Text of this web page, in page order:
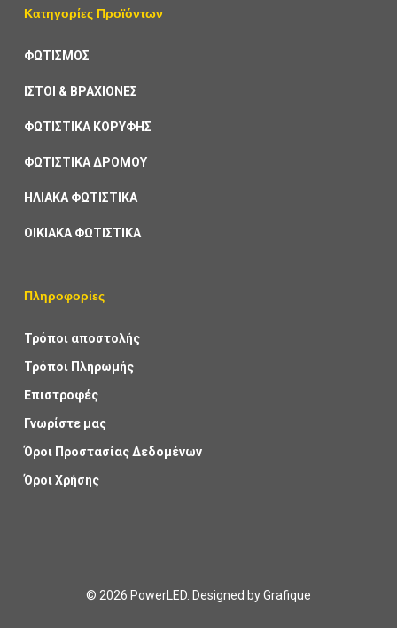
Κατηγορίες Προϊόντων
ΦΩΤΙΣΜΟΣ
ΙΣΤΟΙ & ΒΡΑΧΙΟΝΕΣ
ΦΩΤΙΣΤΙΚΑ ΚΟΡΥΦΗΣ
ΦΩΤΙΣΤΙΚΑ ΔΡΟΜΟΥ
ΗΛΙΑΚΑ ΦΩΤΙΣΤΙΚΑ
ΟΙΚΙΑΚΑ ΦΩΤΙΣΤΙΚΑ
Πληροφορίες
Τρόποι αποστολής
Τρόποι Πληρωμής
Επιστροφές
Γνωρίστε μας
Όροι Προστασίας Δεδομένων
Όροι Χρήσης
© 2026 PowerLED. Designed byGrafique